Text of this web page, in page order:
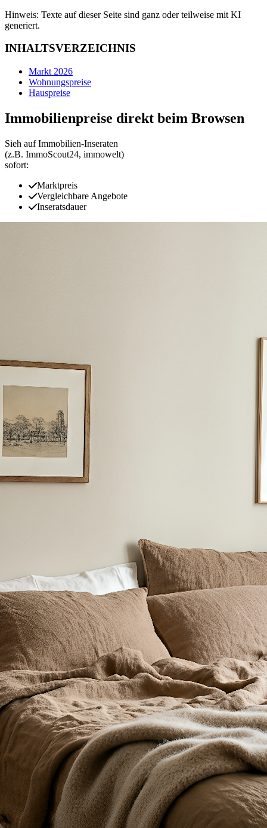
Hinweis: Texte auf dieser Seite sind ganz oder teilweise mit KI
generiert.
INHALTSVERZEICHNIS
Markt 2026
Wohnungspreise
Hauspreise
Immobilienpreise direkt beim Browsen
Sieh auf Immobilien‑Inseraten
(z.B. ImmoScout24, immowelt)
sofort:
Marktpreis
Vergleichbare Angebote
Inseratsdauer